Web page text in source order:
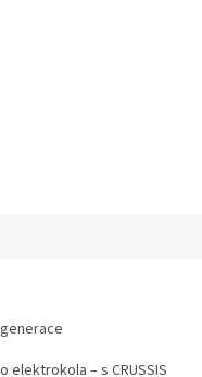
– s CRUSSIS